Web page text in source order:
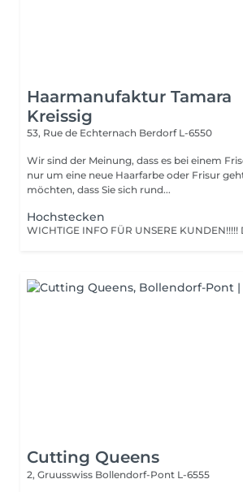
Haarmanufaktur Tamara
Kreissig
53, Rue de Echternach Berdorf L-6550
Wir sind der Meinung, dass es bei einem
nur um eine neue Haarfarbe oder Frisur
möchten, dass Sie sich rund...
Hochstecken
Cutting Queens
2, Gruusswiss Bollendorf-Pont L-6555